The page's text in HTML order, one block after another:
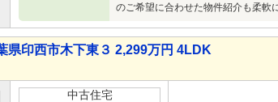
のご希望に合わせた物件紹介も柔軟
県印西市木下東３ 2,299万円 4LDK
中古住宅